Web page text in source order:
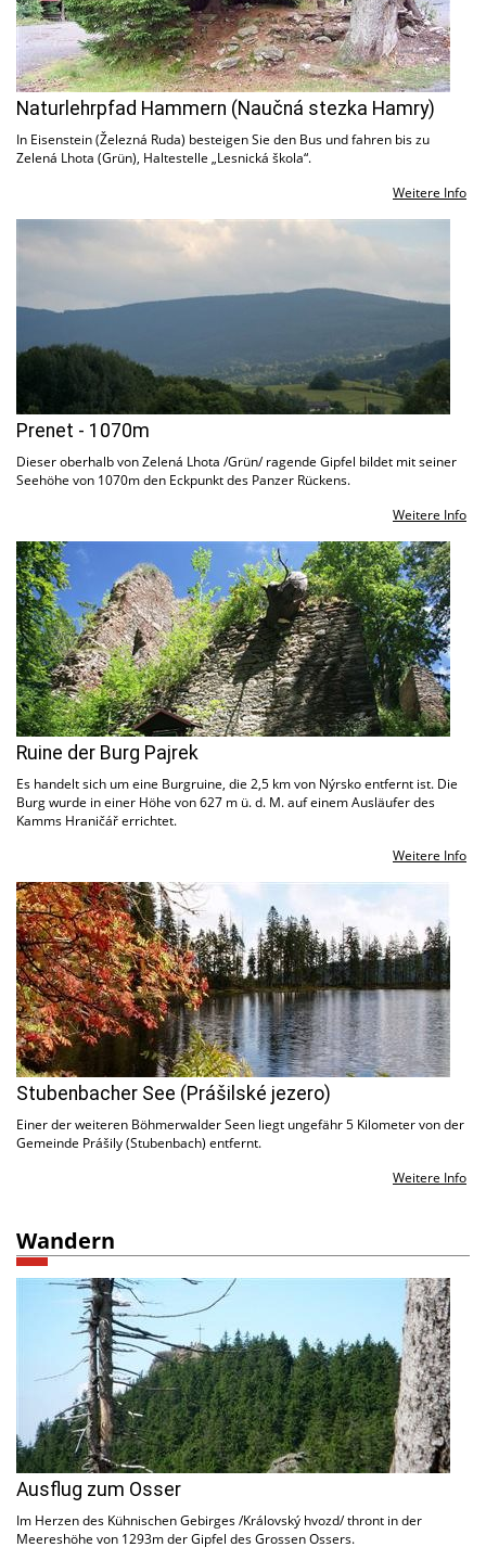
Naturlehrpfad Hammern (Naučná stezka Hamry)
In Eisenstein (Železná Ruda) besteigen Sie den Bus und fahren bis zu
Zelená Lhota (Grün), Haltestelle „Lesnická škola“.
Weitere Info
Prenet - 1070m
Dieser oberhalb von Zelená Lhota /Grün/ ragende Gipfel bildet mit seiner
Seehöhe von 1070m den Eckpunkt des Panzer Rückens.
Weitere Info
Ruine der Burg Pajrek
Es handelt sich um eine Burgruine, die 2,5 km von Nýrsko entfernt ist. Die
Burg wurde in einer Höhe von 627 m ü. d. M. auf einem Ausläufer des
Kamms Hraničář errichtet.
Weitere Info
Stubenbacher See (Prášilské jezero)
Einer der weiteren Böhmerwalder Seen liegt ungefähr 5 Kilometer von der
Gemeinde Prášily (Stubenbach) entfernt.
Weitere Info
Wandern
Ausflug zum Osser
Im Herzen des Kühnischen Gebirges /Královský hvozd/ thront in der
Meereshöhe von 1293m der Gipfel des Grossen Ossers.